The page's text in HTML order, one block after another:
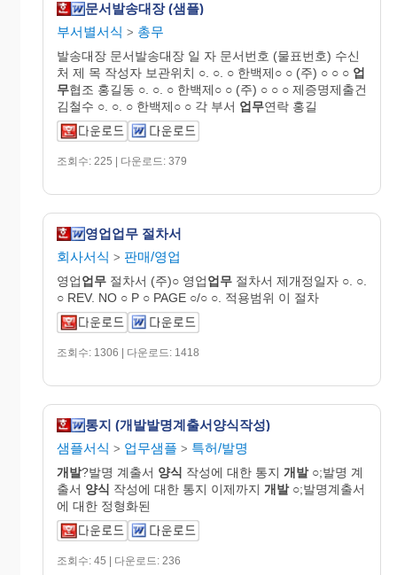
문서발송대장 (샘플)
부서별서식 > 총무
발송대장 문서발송대장 일 자 문서번호 (물표번호) 수신
처 제 목 작성자 보관위치 ○. ○. ○ 한백제○ ○ (주) ○ ○ ○ 업
무협조 홍길동 ○. ○. ○ 한백제○ ○ (주) ○ ○ ○ 제증명제출건
김철수 ○. ○. ○ 한백제○ ○ 각 부서 업무연락 홍길
조회수: 225 | 다운로드: 379
영업업무 절차서
회사서식 > 판매/영업
영업업무 절차서 (주)○ 영업업무 절차서 제개정일자 ○. ○.
○ REV. NO ○ P ○ PAGE ○/○ ○. 적용범위 이 절차
조회수: 1306 | 다운로드: 1418
통지 (개발발명계출서양식작성)
샘플서식 > 업무샘플 > 특허/발명
개발?발명 계출서 양식 작성에 대한 통지 개발○;발명 계
출서 양식 작성에 대한 통지 이제까지 개발○;발명계출서
에 대한 정형화된
조회수: 45 | 다운로드: 236